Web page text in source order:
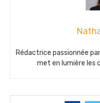
Rédactrice passionnée
met en lumière les